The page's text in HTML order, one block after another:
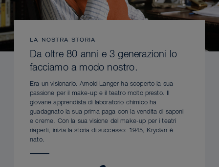
LA NOSTRA STORIA
Da oltre 80 anni e 3 generazioni lo
facciamo a modo nostro.
Era un visionario. Arnold Langer ha scoperto la sua
passione per il make-up e il teatro molto presto. Il
giovane apprendista di laboratorio chimico ha
guadagnato la sua prima paga con la vendita di saponi
e creme. Con la sua visione del make-up per i teatri
riaperti, inizia la storia di successo: 1945, Kryolan è
nato.